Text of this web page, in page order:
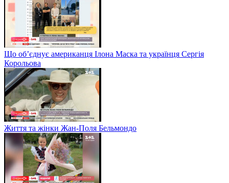
Що об’єднує американця Ілона Маска та українця Сергія
Корольова
Життя та жінки Жан-Поля Бельмондо